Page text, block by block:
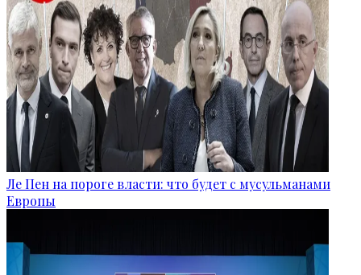
Ле Пен на пороге власти: что будет с мусульманами
Европы